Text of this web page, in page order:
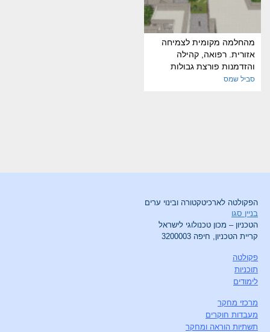
מהחלמה מקומית לצמיחה
אזורית. רפואה, קהילה
והזדמנות פורצת גבולות
סביל שמס
הפקולטה לארכיטקטורה ובינוי ערים
בניין סגו
הטכניון – מכון טכנולוגי לישראל
קריית הטכניון, חיפה 3200003
פקולטה
תוכניות
לימודים
מרכזי מחקר
מעבדות חוקרים
תשתיות הוראה ומחקר